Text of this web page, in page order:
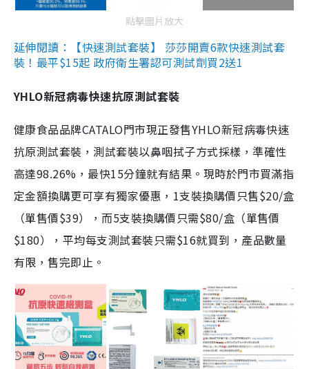
點擊圖片放大
延伸閱讀：【快速測試套裝】 莎莎開賣6款快速測試套
裝！最平$15起 政府衛生署認可測試劑買2送1
YHLO新冠病毒快速抗原測試套裝
健康食品品牌CATALO門市現正發售YHLO新冠病毒快速
抗原測試套裝，測試套裝以鼻咽拭子方式採樣，準確性
高達98.26%，最快15分鐘就有結果。現時於門市買滿指
定金額換購更可享有獨家優惠，1支裝換購價只售$20/盒
（單售價$39），而5支裝換購價只需$80/盒（單售價
$180），平均每支測試套裝只需$16就買到，產品數量
有限，售完即止。